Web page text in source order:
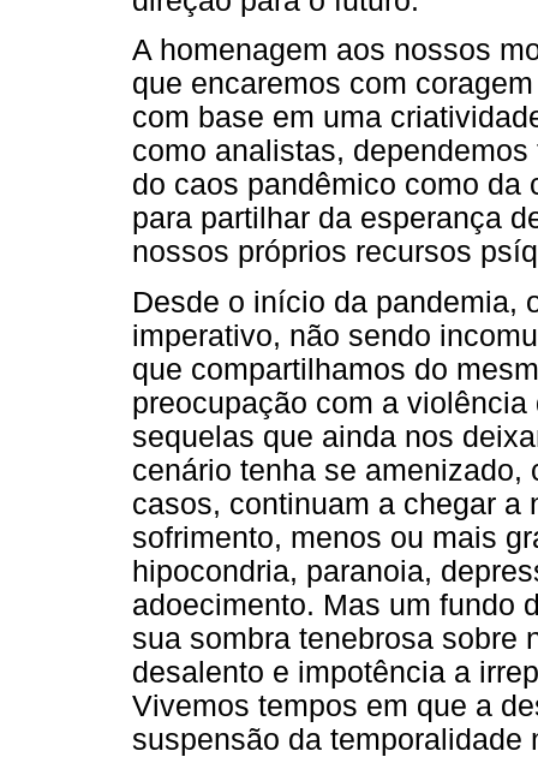
A homenagem aos nossos
que encaremos com
com base em uma
como analistas,
do caos pandêmico como da
para partilhar da esperança
nossos próprios recursos
Desde o início da pandemia,
imperativo, não sendo
que compartilhamos do
preocupação com a
sequelas que ainda nos
cenário tenha se
casos, continuam a chegar a
sofrimento, menos ou mais
hipocondria, paranoia,
adoecimento. Mas um fundo
sua sombra tenebrosa sobre
desalento e impotência a
Vivemos tempos em que a
suspensão da temporalidade